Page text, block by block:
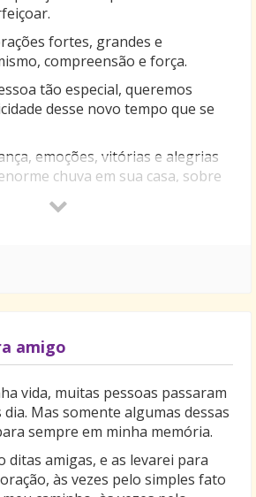
fortes, grandes e
compreensão e força.
tão especial, queremos
desse novo tempo que se
emoções, vitórias e alegrias
chuva em sua casa, sobre
do coração que a promessa do
amigo
vida, muitas pessoas passaram
Mas somente algumas dessas
sempre em minha memória.
ditas amigas, e as levarei para
às vezes pelo simples fato